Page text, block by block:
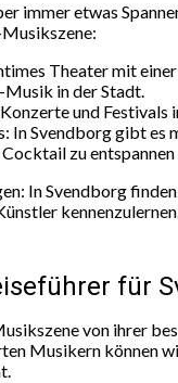
immer etwas
Theater mit
in der Stadt.
und
In Svendborg gibt
zu
In Svendborg
für
von ihrer
Musikern können